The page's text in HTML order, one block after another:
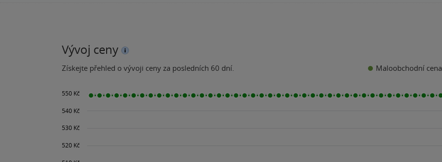
Vývoj ceny
Získejte přehled o vývoji ceny za posledních 60 dní. Maloobchodní cena